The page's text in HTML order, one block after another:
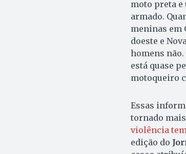
moto preta e
armado.
meninas em
doeste e
homens
está quase
motoqueiro
Essas
tornado
violência
edição do